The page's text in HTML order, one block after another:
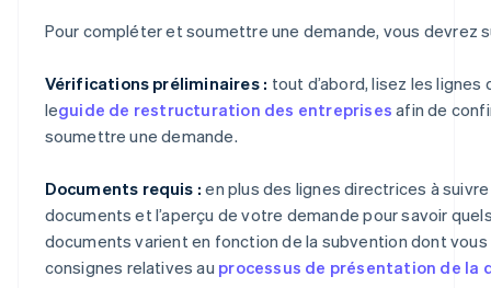
Pour compléter et soumettre une demande, vous devrez
Vérifications préliminaires : tout d’abord, lisez les
leguide de restructuration des entreprises afin de
soumettre une demande.
Documents requis : en plus des lignes directrices à
documents et l’aperçu de votre demande pour savoir
documents varient en fonction de la subvention dont
consignes relatives au processus de présentation de la